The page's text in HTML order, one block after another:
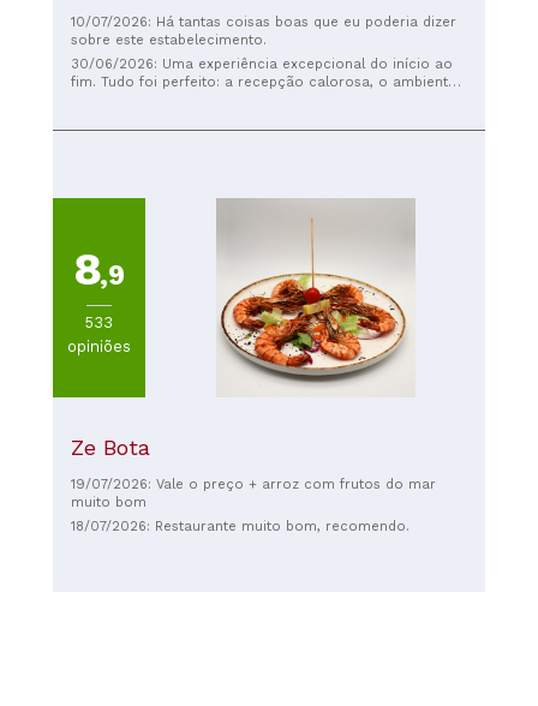
10/07/2026: Há tantas coisas boas que eu poderia dizer
sobre este estabelecimento.
30/06/2026: Uma experiência excepcional do início ao
fim. Tudo foi perfeito: a recepção calorosa, o ambiente
qualidade preparados com precisão e criatividade. O
8,9
533
opiniões
Ze Bota
19/07/2026: Vale o preço + arroz com frutos do mar
muito bom
18/07/2026: Restaurante muito bom, recomendo.